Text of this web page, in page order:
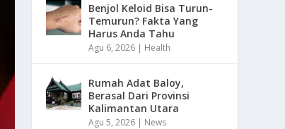
Benjol Keloid Bisa Turun-
Temurun? Fakta Yang
Harus Anda Tahu
Agu 6, 2026 | Health
Rumah Adat Baloy,
Berasal Dari Provinsi
Kalimantan Utara
Agu 5, 2026 | News